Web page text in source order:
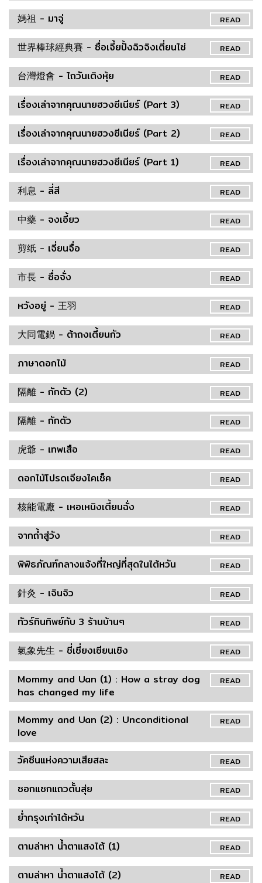
READ
媽祖 - มาจู่
READ
世界棒球經典賽 - ซื่อเจี้ยปั้งฉิวจิงเตี่ยนไซ่
READ
台灣燈會 - ไถวันเติงหุ้ย
READ
เรื่องเล่าจากคุณนายฮวงซีเนียร์ (Part 3)
READ
เรื่องเล่าจากคุณนายฮวงซีเนียร์ (Part 2)
READ
เรื่องเล่าจากคุณนายฮวงซีเนียร์ (Part 1)
READ
利息 - ลี่สี
READ
中藥 - จงเอี้ยว
READ
剪纸 - เจี่ยนจื่อ
READ
市長 - ซื่อจั่ง
READ
หวังอยู่ - 王羽
READ
大同電鍋 - ต้าถงเตี้ยนกัว
READ
ภาษาดอกไม้
READ
隔離 - กักตัว (2)
READ
隔離 - กักตัว
READ
虎爺 - เทพเสือ
READ
ดอกไม้โปรดเจียงไคเช็ค
READ
核能電廠 - เหอเหนิงเตี้ยนฉั่ง
READ
จากถ้ำสู่วัง
READ
พิพิธภัณฑ์กลางแจ้งที่ใหญ่ที่สุดในไต้หวัน
READ
針灸 - เจินจิว
READ
ทัวร์กินทิพย์กับ 3 ร้านบ้านๆ
READ
氣象先生 - ชี่เซี่ยงเซียนเซิง
READ
Mommy and Uan (1) : How a stray dog
has changed my life
READ
Mommy and Uan (2) : Unconditional
love
READ
วัคซีนแห่งความเสียสละ
READ
ซอกแซกแถวตั้นสุ่ย
READ
ย่ำกรุงเก่าไต้หวัน
READ
ตามล่าหา น้ำตาแสงไต้ (1)
READ
ตามล่าหา น้ำตาแสงไต้ (2)